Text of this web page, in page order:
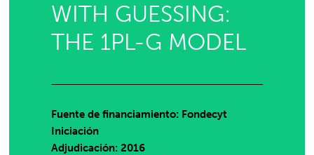
WITH GUESSING:
THE 1PL-G MODEL
Fuente de financiamiento: Fondecyt
Iniciación
Adjudicación: 2016